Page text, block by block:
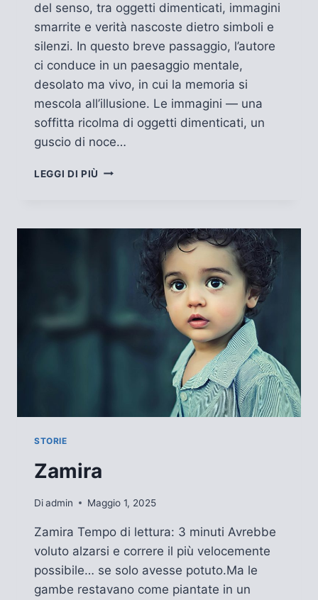
del senso, tra oggetti dimenticati, immagini
smarrite e verità nascoste dietro simboli e
silenzi. In questo breve passaggio, l’autore
ci conduce in un paesaggio mentale,
desolato ma vivo, in cui la memoria si
mescola all’illusione. Le immagini — una
soffitta ricolma di oggetti dimenticati, un
guscio di noce…
LEGGI DI PIÙ IL
STORIE
Zamira
Diadmin Maggio 1, 2025
Zamira Tempo di lettura: 3 minuti Avrebbe
voluto alzarsi e correre il più velocemente
possibile… se solo avesse potuto.Ma le
gambe restavano come piantate in un